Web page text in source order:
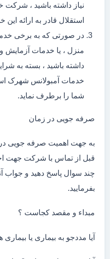
نیاز داشته باشید ،
استقلال قادر به ارائه
در صورتی که به برخی
منزل ، یا خدمات آزمایش و
داشته باشید ، بسته به
خدمات آمبولانس شهرک
شما را برطرف نماید.
صرفه جویی در زمان
به جهت اهمیت صرفه جویی
قبل از تماس با شرکت جهت
چند سوال پاسخ دهید و جواب
بفرمایید.
مبداء و مقصد کجاست ؟
آیا مددجو به بیماری یا